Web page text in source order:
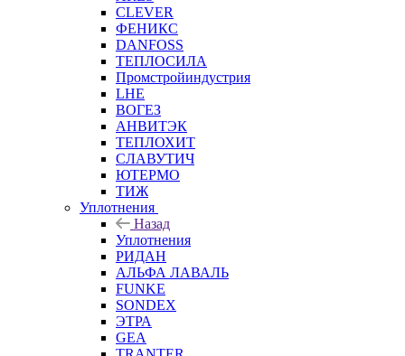
CLEVER
ФЕНИКС
DANFOSS
ТЕПЛОСИЛА
Промстройиндустрия
LHE
ВОГЕЗ
АНВИТЭК
ТЕПЛОХИТ
СЛАВУТИЧ
ЮТЕРМО
ТИЖ
Уплотнения
Назад
Уплотнения
РИДАН
АЛЬФА ЛАВАЛЬ
FUNKE
SONDEX
ЭТРА
GEA